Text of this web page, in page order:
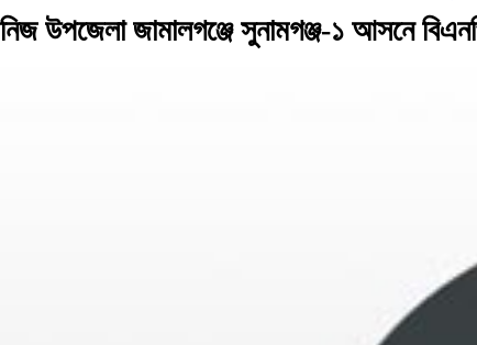
নিজ উপজেলা জামালগঞ্জে সুনামগঞ্জ-১ আসনে